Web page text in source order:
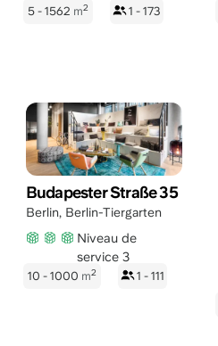
5 - 1562 m2 1 - 173
Budapester Straße 35
Berlin, Berlin-Tiergarten
Niveau de
service 3
10 - 1000 m2 1 - 111